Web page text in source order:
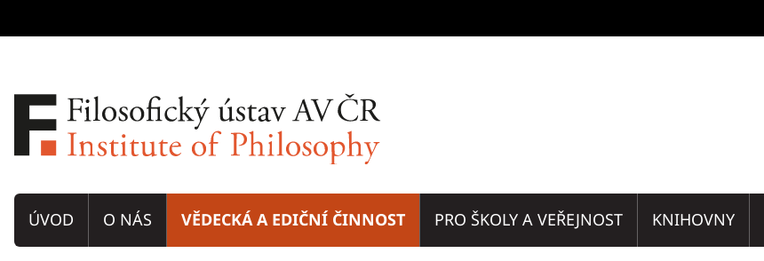
ÚVOD O NÁS VĚDECKÁ A EDIČNÍ ČINNOST PRO ŠKOLY A VEŘEJNOST KNIHOVNY